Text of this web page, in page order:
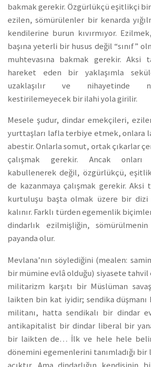
bakmak gerekir. Özgürlükçü eşitlikçi bir
ezilen, sömürülenler bir kenarda
kendilerine burun kıvırmıyor.
başına yeterli bir husus değil “sınıf”
muhtevasına bakmak gerekir. Aksi
hareket eden bir yaklaşımla
uzaklaşılır ve nihayetinde
kestirilemeyecek bir ilahi yola girilir.
Mesele şudur, dindar emekçileri,
yurttaşları lafla terbiye etmek, onlara
abestir. Onlarla somut, ortak çıkarlar
çalışmak gerekir. Ancak onları
kabullenerek değil, özgürlükçü,
de kazanmaya çalışmak gerekir. Aksi
kurtuluşu başta olmak üzere bir dizi
kalınır. Farklı türden egemenlik
dindarlık ezilmişliğin,
payanda olur.
Mevlana’nın söylediğini (mealen:
bir mümine evlâ olduğu) siyasete tahvil
militarizm karşıtı bir Müslüman
laikten bin kat iyidir; sendika
militanı, hatta sendikalı bir dindar
antikapitalist bir dindar liberal bir
bir laikten de… İlk ve hele hele
dönemini egemenlerini tanımladığı bir